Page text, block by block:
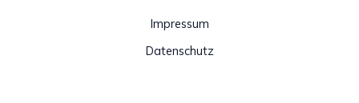
Impressum
Datenschutz